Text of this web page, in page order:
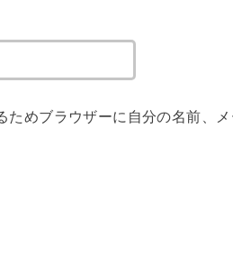
ためブラウザーに自分の名前、